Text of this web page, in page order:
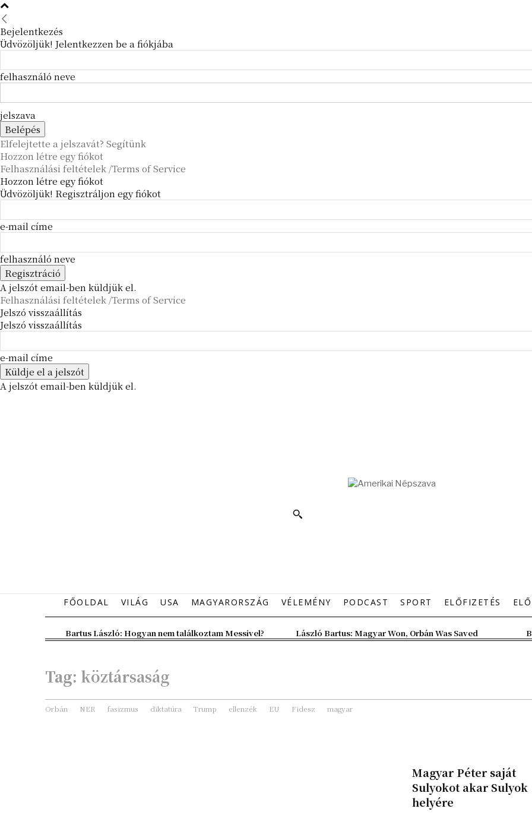
Bejelentkezés
Üdvözöljük! Jelentkezzen be a fiókjába
felhasználó neve
jelszava
Elfelejtette a jelszavát? Segítünk
Hozzon létre egy fiókot
Felhasználási feltételek /Terms of Service
Hozzon létre egy fiókot
Üdvözöljük! Regisztráljon egy fiókot
e-mail címe
felhasználó neve
A jelszót email-ben küldjük el.
Felhasználási feltételek /Terms of Service
Jelszó visszaállítás
Jelszó visszaállítás
e-mail címe
A jelszót email-ben küldjük el.
FŐOLDAL VILÁG USA MAGYARORSZÁG VÉLEMÉNY PODCAST SPORT ELŐFIZETÉS
Bartus László: Hogyan nem találkoztam Messivel? László Bartus: Magyar Won, Orbán Was Saved
Tag: köztársaság
Orbán NER fasizmus diktatúra Trump ellenzék EU Fidesz magyar
Magyar Péter saját
Sulyokot akar Sulyok
helyére